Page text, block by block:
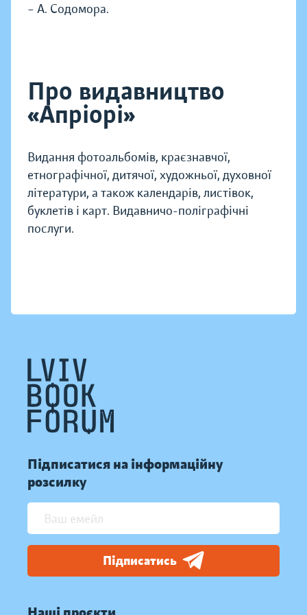
– А. Содомора.
Про видавництво
«Апріорі»
Видання фотоальбомів, краєзнавчої,
етнографічної, дитячої, художньої, духовної
літератури, а також календарів, листівок,
буклетів і карт. Видавничо-поліграфічні
послуги.
Підписатися на інформаційну
розсилку
Підписатись